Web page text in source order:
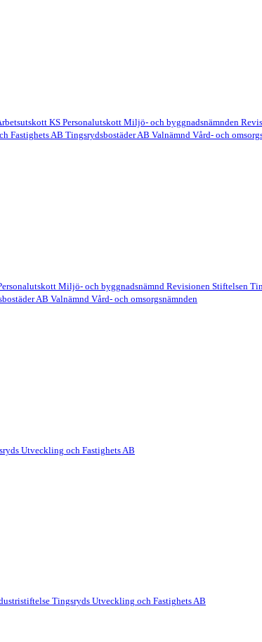
KS Personalutskott Miljö- och byggnadsnämnden
Fastighets AB Tingsrydsbostäder AB Valnämnd Vård- och
Miljö- och byggnadsnämnd Revisionen Stiftelsen
AB Valnämnd Vård- och omsorgsnämnden
Utveckling och Fastighets AB
Tingsryds Utveckling och Fastighets AB